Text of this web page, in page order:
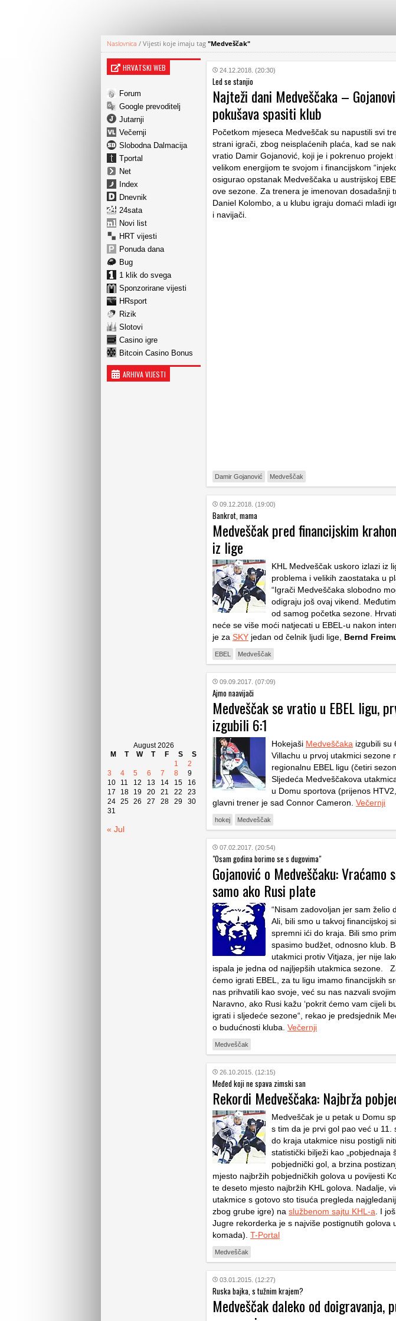
Naslovnica / Vijesti koje imaju tag "Medveščak"
HRVATSKI WEB
Forum
Google prevoditelj
Jutarnji
Večernji
Slobodna Dalmacija
Tportal
Net
Index
Dnevnik
24sata
Novi list
HRT vijesti
Ponuda dana
Bug
1 klik do svega
Sponzorirane vijesti
HRsport
Rizik
Slotovi
Casino igre
Bitcoin Casino Bonus
ARHIVA VIJESTI
August 2026
M
T W T F S
S
1
2
3
4 5 6 7 8
9
10
11 12 13 14 15
16
17
18 19 20 21 22
23
24 25 26 27 28 29
30
31
« Jul
24.12.2018. (20:30)
Led se stanjio
Najteži dani Medveščaka –
pokušava spasiti klub
Početkom mjeseca Medveščak su napustili svi
strani igrači, zbog neisplaćenih plaća, kad se
vratio Damir Gojanović, koji je i pokrenuo
velikom energijom te svojom i financijskom
osigurao opstanak Medveščaka u austrijskoj
ove sezone. Za trenera je imenovan dosadašnji
Daniel Kolombo, a u klubu igraju domaći mladi
i navijači.
Damir Gojanović Medveščak
09.12.2018. (19:00)
Bankrot, mama
Medveščak pred financijskim
iz lige
KHL Medveščak uskoro izlazi iz
problema i velikih zaostataka u
“Igrači Medveščaka slobodno
odigraju još ovaj vikend.
od samog početka sezone.
neće se više moći natjecati u EBEL-u nakon
je za SKY jedan od čelnik ljudi lige, Bernd
EBEL Medveščak
09.09.2017. (07:09)
Ajmo naavijači
Medveščak se vratio u EBEL ligu,
izgubili 6:1
Hokejaši Medveščaka izgubili su
Villachu u prvoj utakmici sezone
regionalnu EBEL ligu (četiri
Sljedeća Medveščakova
u Domu sportova (prijenos
glavni trener je sad Connor Cameron. Večernji
hokej Medveščak
07.02.2017. (20:54)
"Osam godina borimo se s dugovima"
Gojanović o Medveščaku: Vraćamo
samo ako Rusi plate
“Nisam zadovoljan jer sam želio
Ali, bili smo u takvoj financijskoj
spremni ići do kraja. Bili smo
spasimo budžet, odnosno klub.
utakmici protiv Vitjaza, jer nije
ispala je jedna od najljepših utakmica sezone.
ćemo igrati EBEL, za tu ligu imamo financijskih
nas prihvatili kao svoje, već su nas nazvali
Naravno, ako Rusi kažu ‘pokrit ćemo vam cijeli
igrati i sljedeće sezone“, rekao je predsjednik
o budućnosti kluba. Večernji
Medveščak
26.10.2015. (12:15)
Međed koji ne spava zimski san
Rekordi Medveščaka: Najbrža
Medveščak je u petak u Domu
s tim da je prvi gol pao već u 11.
do kraja utakmice nisu postigli
statistički bilježi kao „pobjednaja
pobjednički gol, a brzina
mjesto najbržih pobjedničkih golova u povijesti
te deseto mjesto najbržih KHL golova. Nadalje,
utakmice s gotovo sto tisuća pregleda
zbog grube igre) na službenom sajtu KHL-a . I
Jugre rekorderka je s najviše postignutih golova
komada). T-Portal
Medveščak
03.01.2015. (12:27)
Ruska bajka, s tužnim krajem?
Medveščak daleko od doigravanja,